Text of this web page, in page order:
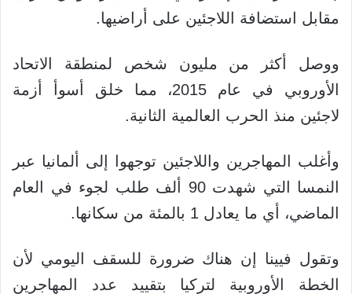
مقابل استضافة اللاجئين على أراضيها.
ووصل أكثر من مليون شخص لمنطقة الاتحاد
الأوروبي في عام 2015، مما خلق أسوأ أزمة
لاجئين منذ الحرب العالمية الثانية.
وأغلب المهاجرين واللاجئين توجهوا إلى ألمانيا عبر
النمسا التي شهدت 90 ألف طلب لجوء في العام
الماضي، أي ما يعادل 1 بالمئة من سكانها.
وتقول فيينا إن هناك ضرورة للسقف اليومي لأن
الخطة الأوروبية لتركيا بتقييد عدد المهاجرين